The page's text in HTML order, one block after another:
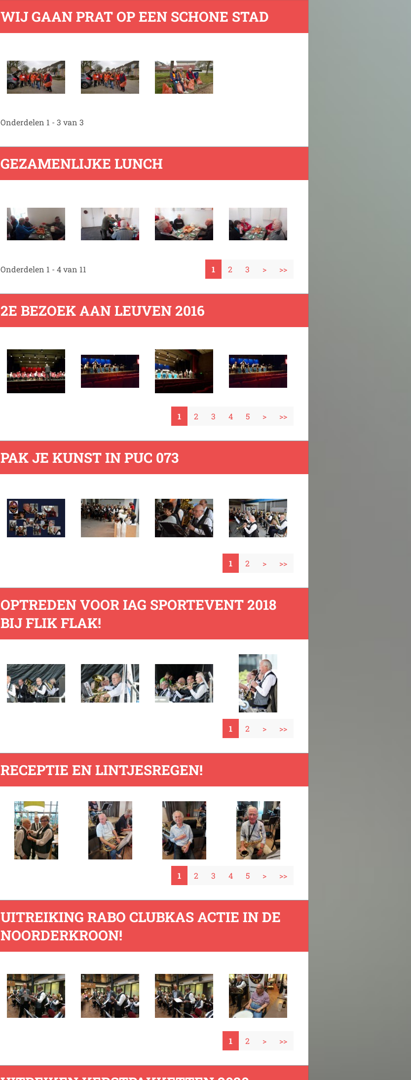
WIJ GAAN PRAT OP EEN SCHONE STAD
Onderdelen 1 - 3 van 3
GEZAMENLIJKE LUNCH
Onderdelen 1 - 4 van 11 1 2 3 > >>
2E BEZOEK AAN LEUVEN 2016
1 2 3 4 5 > >>
PAK JE KUNST IN PUC 073
1 2 > >>
OPTREDEN VOOR IAG SPORTEVENT 2018
BIJ FLIK FLAK!
1 2 > >>
RECEPTIE EN LINTJESREGEN!
1 2 3 4 5 > >>
UITREIKING RABO CLUBKAS ACTIE IN DE
NOORDERKROON!
1 2 > >>